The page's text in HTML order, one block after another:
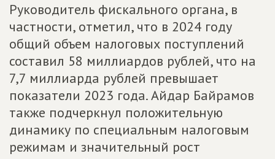
Руководитель фискального органа, в
частности, отметил, что в 2024 году
общий объем налоговых поступлений
составил 58 миллиардов рублей, что на
7,7 миллиарда рублей превышает
показатели 2023 года. Айдар Байрамов
также подчеркнул положительную
динамику по специальным налоговым
режимам и значительный рост